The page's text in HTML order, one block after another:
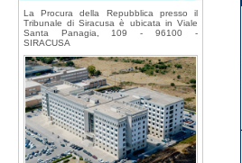
La Procura della Repubblica presso il
Tribunale di Siracusa è ubicata in Viale
Santa Panagia, 109 - 96100 -
SIRACUSA